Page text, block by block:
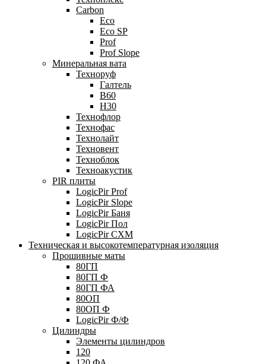
Carbon
Eco
Eco SP
Prof
Prof Slope
Минеральная вата
Техноруф
Галтель
В60
Н30
Технофлор
Технофас
Технолайт
Техновент
Техноблок
Техноакустик
PIR плиты
LogicPir Prof
LogicPir Slope
LogicPir Баня
LogicPir Пол
LogicPir СХМ
Техническая и высокотемпературная изоляция
Прошивные маты
80ГП
80ГП Ф
80ГП ФА
80ОП
80ОП Ф
LogicPir Ф/Ф
Цилиндры
Элементы цилиндров
120